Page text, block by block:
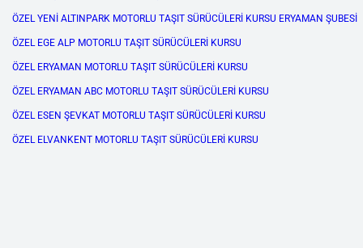
ÖZEL YENİ ALTINPARK MOTORLU TAŞIT SÜRÜCÜLERİ KURSU ERYAMAN ŞUBESİ
ÖZEL EGE ALP MOTORLU TAŞIT SÜRÜCÜLERİ KURSU
ÖZEL ERYAMAN MOTORLU TAŞIT SÜRÜCÜLERİ KURSU
ÖZEL ERYAMAN ABC MOTORLU TAŞIT SÜRÜCÜLERİ KURSU
ÖZEL ESEN ŞEVKAT MOTORLU TAŞIT SÜRÜCÜLERİ KURSU
ÖZEL ELVANKENT MOTORLU TAŞIT SÜRÜCÜLERİ KURSU